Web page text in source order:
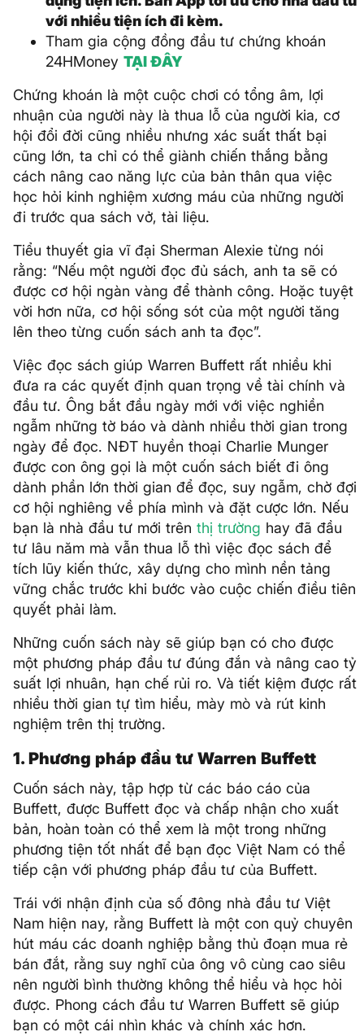
với nhiều tiện ích đi kèm.
Tham gia cộng đồng đầu tư chứng khoán
24HMoney TẠI ĐÂY
Chứng khoán là một cuộc chơi có tổng âm, lợi
nhuận của người này là thua lỗ của người kia, cơ
hội đổi đời cũng nhiều nhưng xác suất thất bại
cũng lớn, ta chỉ có thể giành chiến thắng bằng
cách nâng cao năng lực của bản thân qua việc
học hỏi kinh nghiệm xương máu của những người
đi trước qua sách vở, tài liệu.
Tiểu thuyết gia vĩ đại Sherman Alexie từng nói
rằng: “Nếu một người đọc đủ sách, anh ta sẽ có
được cơ hội ngàn vàng để thành công. Hoặc tuyệt
vời hơn nữa, cơ hội sống sót của một người tăng
lên theo từng cuốn sách anh ta đọc”.
Việc đọc sách giúp Warren Buffett rất nhiều khi
đưa ra các quyết định quan trọng về tài chính và
đầu tư. Ông bắt đầu ngày mới với việc nghiền
ngẫm những tờ báo và dành nhiều thời gian trong
ngày để đọc. NĐT huyền thoại Charlie Munger
được con ông gọi là một cuốn sách biết đi ông
dành phần lớn thời gian để đọc, suy ngẫm, chờ đợi
cơ hội nghiêng về phía mình và đặt cược lớn. Nếu
bạn là nhà đầu tư mới trên thị trường hay đã đầu
tư lâu năm mà vẫn thua lỗ thì việc đọc sách để
tích lũy kiến thức, xây dựng cho mình nền tảng
vững chắc trước khi bước vào cuộc chiến điều tiên
quyết phải làm.
Những cuốn sách này sẽ giúp bạn có cho được
một phương pháp đầu tư đúng đắn và nâng cao tỷ
suất lợi nhuân, hạn chế rủi ro. Và tiết kiệm được rất
nhiều thời gian tự tìm hiểu, mày mò và rút kinh
nghiệm trên thị trường.
1. Phương pháp đầu tư Warren Buffett
Cuốn sách này, tập hợp từ các báo cáo của
Buffett, được Buffett đọc và chấp nhận cho xuất
bản, hoàn toàn có thể xem là một trong những
phương tiện tốt nhất để bạn đọc Việt Nam có thể
tiếp cận với phương pháp đầu tư của Buffett.
Trái với nhận định của số đông nhà đầu tư Việt
Nam hiện nay, rằng Buffett là một con quỷ chuyên
hút máu các doanh nghiệp bằng thủ đoạn mua rẻ
bán đắt, rằng suy nghĩ của ông vô cùng cao siêu
nên người bình thường không thể hiểu và học hỏi
được. Phong cách đầu tư Warren Buffett sẽ giúp
bạn có một cái nhìn khác và chính xác hơn.